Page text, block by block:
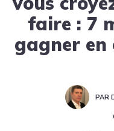
faire : 7
gagner en
PAR